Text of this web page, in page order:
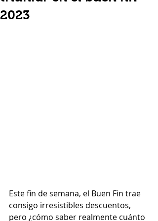
2023
Este fin de semana, el Buen Fin trae
consigo irresistibles descuentos,
pero ¿cómo saber realmente cuánto